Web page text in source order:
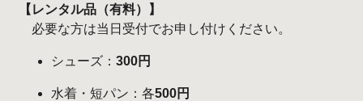
【レンタル品（有料）】
必要な方は当日受付でお申し付けください。
シューズ： 300円
水着・短パン：各500円